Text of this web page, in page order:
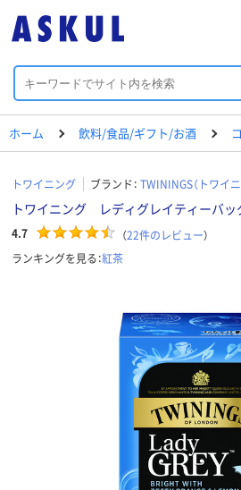
ホーム 飲料/食品/ギフト/お酒
トワイニング ブランド： TWININGS（トワイニ
トワイニング レディグレイティーバッ
4.7 （22件のレビュー）
ランキングを見る：紅茶